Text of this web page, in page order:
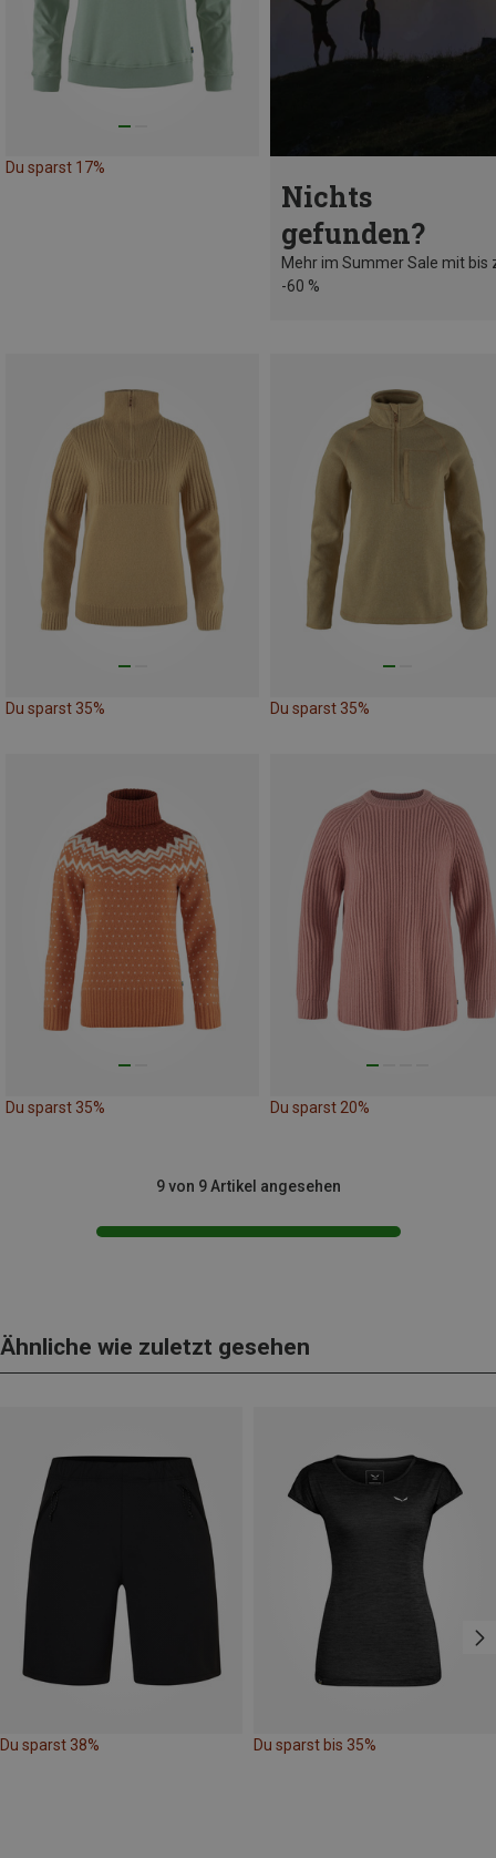
Du sparst 17%
Nichts
gefunden?
Mehr im Summer Sale mit bis
-60 %
Du sparst 35% Du sparst 35%
Du sparst 35% Du sparst 20%
9 von 9 Artikel angesehen
Ähnliche wie zuletzt gesehen
Du sparst 38% Du sparst bis 35%